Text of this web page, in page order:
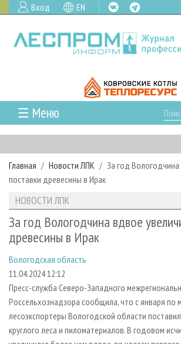
Вход EN
☰ Меню
ГЛАВНАЯ
РУБРИКИ И ТЕМЫ
РУБРИКИ ЖУРНАЛА
ЛЕСОЗАГОТОВКА
ЛЕСОПИЛЕНИЕ
СУШКА ДРЕВЕСИНЫ
ПРОИЗВОДСТВО ДРЕВЕСНЫХ ПЛИТ
ДЕРЕВЯННОЕ ДОМОСТРОЕНИЕ
ПРОИЗВОДСТВО МЕБЕЛИ
НОВОСТИ
НОВОСТИ ЛПК
НОВОСТИ ЖУРНАЛА
ПРОЕКТЫ ЛПИ
АНАЛИТИКА
ПРЕДПРИЯТИЯ ЛПК
ПЕРСОНЫ
МОБИЛЬНЫЕ ВЫСТАВКИ
ОФИЦИАЛЬНЫЕ ДЕЛЕГАЦИИ
ПРИОРИТЕТНЫЕ ИНВЕСТПРОЕКТЫ
АРХИВ ЖУРНАЛОВ
О ЖУРНАЛЕ
ПОДПИСКА
КОНТАКТЫ
РЕКЛАМОДАТЕЛЯМ
РЕКЛАМА
РЕКЛАМА НА САЙТЕ
Главная Новости ЛПК
За год
поставки древесины в Ирак
НОВОСТИ ЛПК
За год Вологодчина вдвое
древесины в Ирак
Вологодская область
11.04.2024 12:12
Пресс-служба Северо-Западного
Россельхознадзора сообщила, что с января по
лесоэкспортеры Вологодской области
круглого леса и пиломатериалов. В годовом